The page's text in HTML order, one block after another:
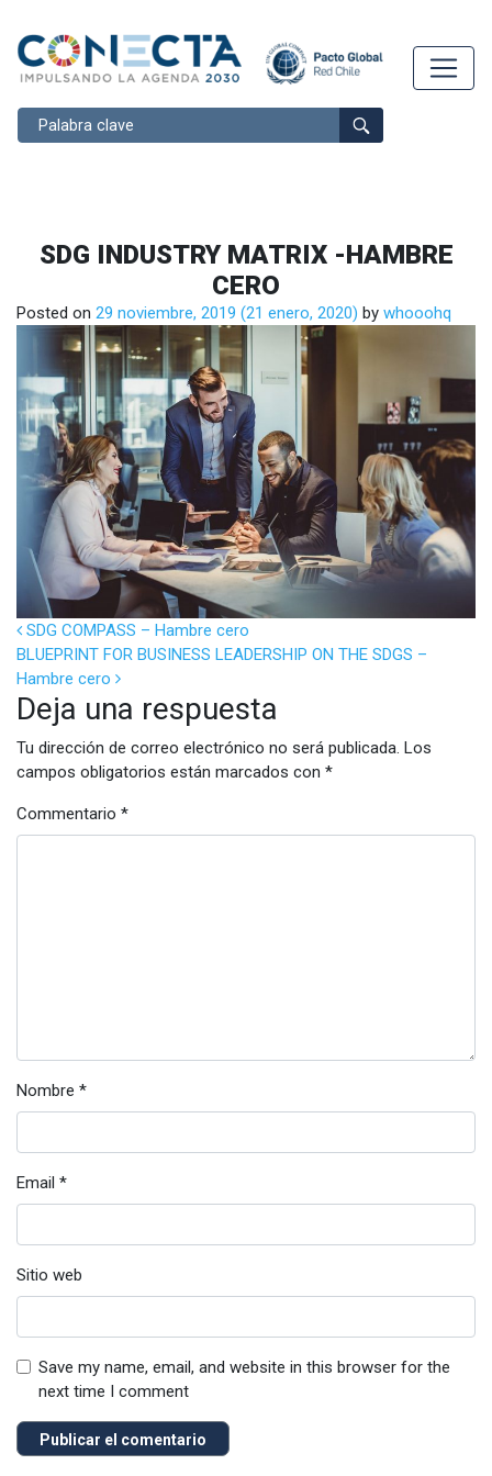
Buscar
SDG INDUSTRY MATRIX -HAMBRE
CERO
Posted on 29 noviembre, 2019 (21 enero, 2020) by whooohq
POST NAVIGATION
SDG COMPASS – Hambre cero
BLUEPRINT FOR BUSINESS LEADERSHIP ON THE SDGS –
Hambre cero
Deja una respuesta
Tu dirección de correo electrónico no será publicada. Los
campos obligatorios están marcados con *
Commentario *
Nombre *
Email *
Sitio web
Save my name, email, and website in this browser for the
next time I comment